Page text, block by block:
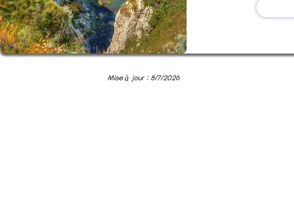
Mise à jour : 8/7/2026